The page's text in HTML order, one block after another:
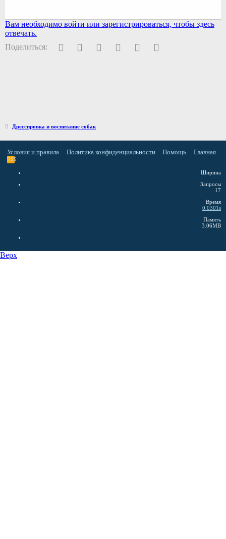
Вам необходимо войти или зарегистрироваться, чтобы здесь
отвечать.
Поделиться:
FacebookTwitter PinterestWhatsAppЭлектронная почта
Дрессировка и воспитание собак
Условия и правила Политика конфиденциальности Помощь Главная
RSS
Ширина
Запросы
17
Время
0.0301s
Память
3.06MB
Верх